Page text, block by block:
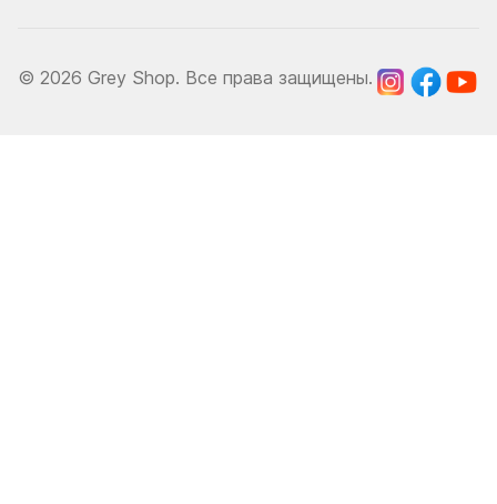
© 2026 Grey Shop. Все права защищены.